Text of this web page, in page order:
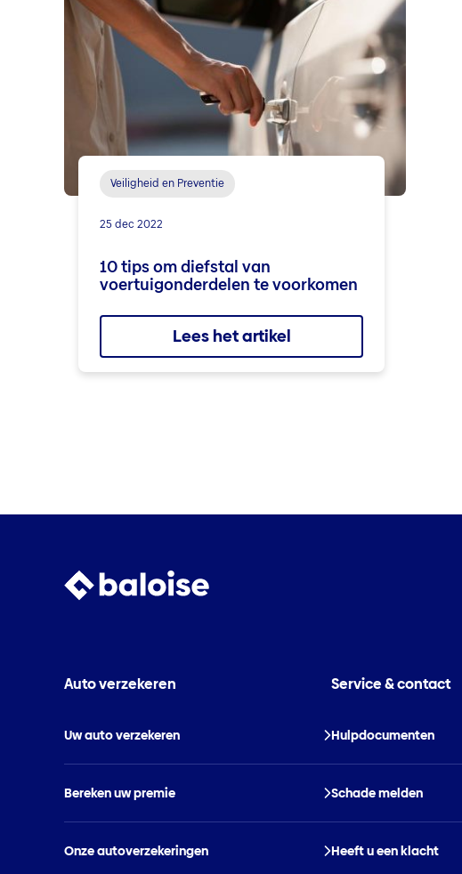
10 tips om diefstal van
voertuigonderdelen te voorkomen
Veiligheid en Preventie
25 dec 2022
Lees het artikel
Auto verzekeren
Uw auto verzekeren
Bereken uw premie
Onze autoverzekeringen
Service & contact
Hulpdocumenten
Schade melden
Heeft u een klacht